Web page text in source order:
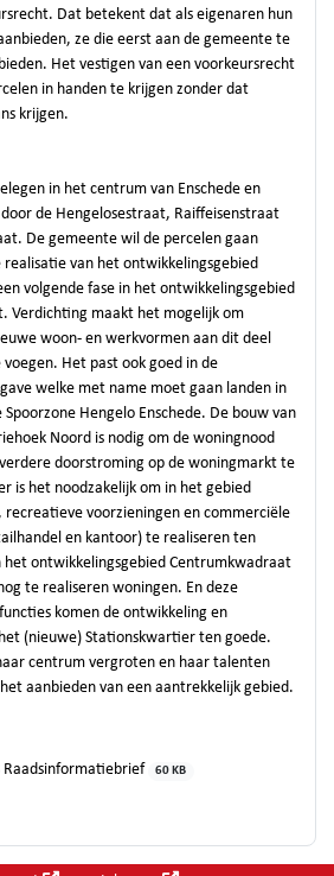
Dat betekent dat als eigenaren hun
ze die eerst aan de gemeente te
Het vestigen van een voorkeursrecht
in handen te krijgen zonder dat
krijgen.
in het centrum van Enschede en
de Hengelosestraat, Raiffeisenstraat
De gemeente wil de percelen gaan
realisatie van het ontwikkelingsgebied
volgende fase in het ontwikkelingsgebied
Verdichting maakt het mogelijk om
woon- en werkvormen aan dit deel
Het past ook goed in de
welke met name moet gaan landen in
Hengelo Enschede. De bouw van
Noord is nodig om de woningnood
doorstroming op de woningmarkt te
is het noodzakelijk om in het gebied
recreatieve voorzieningen en commerciële
en kantoor) te realiseren ten
het ontwikkelingsgebied Centrumkwadraat
te realiseren woningen. En deze
komen de ontwikkeling en
(nieuwe) Stationskwartier ten goede.
centrum vergroten en haar talenten
aanbieden van een aantrekkelijk gebied.
Raadsinformatiebrief
60 KB